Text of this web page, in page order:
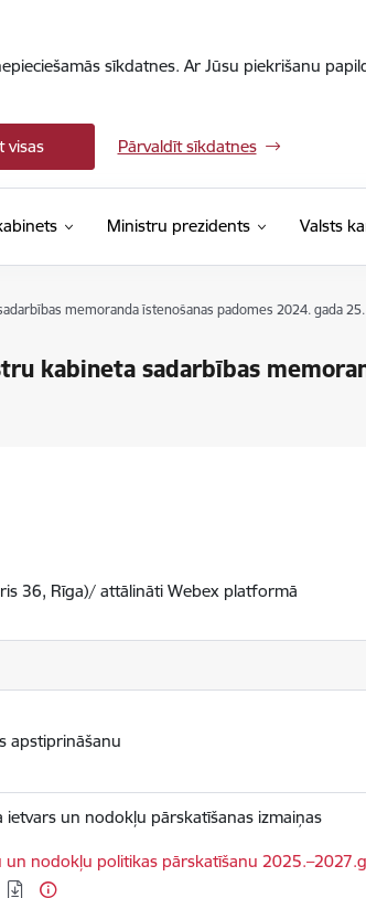
sīkdatnes. Ar Jūsu piekrišanu
visas Pārvaldīt sīkdatnes
Ministru prezidents Valsts
memoranda īstenošanas padomes 2024. gada
kabineta sadarbības
36, Rīga)/ attālināti Webex platformā
apstiprināšanu
un nodokļu pārskatīšanas izmaiņas
un nodokļu politikas pārskatīšanu